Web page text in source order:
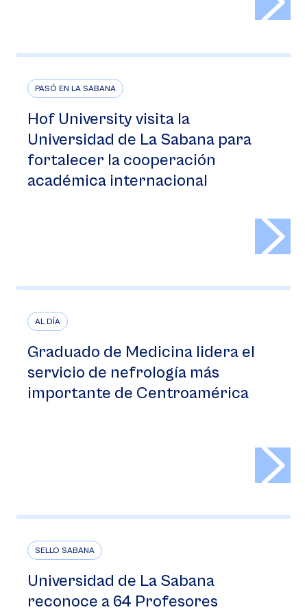
PASÓ EN LA SABANA
Hof University visita la
Universidad de La Sabana para
fortalecer la cooperación
académica internacional
AL DÍA
Graduado de Medicina lidera el
servicio de nefrología más
importante de Centroamérica
SELLO SABANA
Universidad de La Sabana
reconoce a 64 Profesores